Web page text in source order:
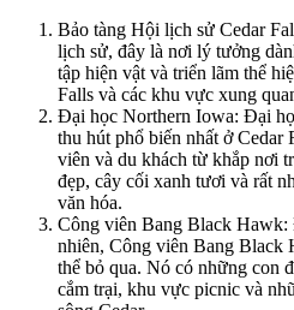
Bảo tàng Hội lịch sử Cedar
lịch sử, đây là nơi lý tưởng
tập hiện vật và triển lãm thể
Falls và các khu vực xung
Đại học Northern Iowa: Đại
thu hút phổ biến nhất ở Cedar
viên và du khách từ khắp nơi
đẹp, cây cối xanh tươi và rất
văn hóa.
Công viên Bang Black
nhiên, Công viên Bang Black
thể bỏ qua. Nó có những con
cắm trại, khu vực picnic và